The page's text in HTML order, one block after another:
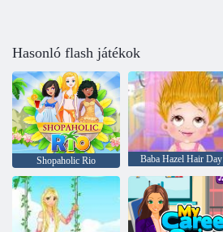
Hasonló flash játékok
Shopaholic Rio Baba Hazel Hair Day